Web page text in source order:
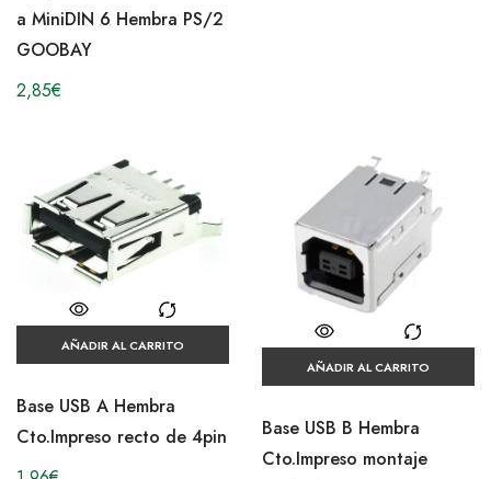
a MiniDIN 6 Hembra PS/2
GOOBAY
2,85€
AÑADIR AL CARRITO
Base USB A Hembra
Cto.Impreso recto de 4pin
AÑADIR AL CARRITO
Base USB B Hembra
Cto.Impreso montaje